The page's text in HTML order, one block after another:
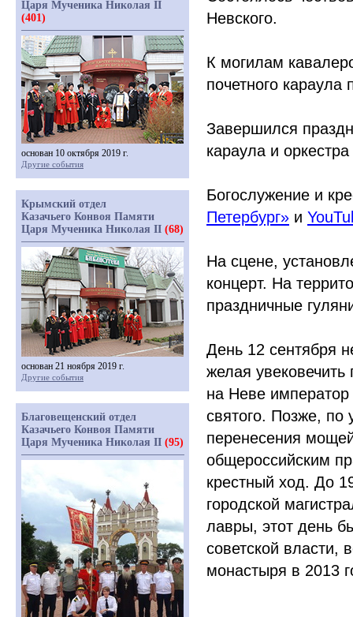
Невского.
К могилам
почетного
Завершился
караула и
Богослужение и
Петербург» и
На сцене,
концерт. На
праздничные
День 12 сентября
желая
на Неве
святого. Позже, по
перенесения
общероссийским
крестный ход. До
городской
лавры, этот день
советской власти,
монастыря в 2013
Царя Мученика Николая II
(401)
основан 10 октября 2019 г.
Другие события
Крымский отдел
Казачьего Конвоя Памяти
Царя Мученика Николая II (68)
основан 21 ноября 2019 г.
Другие события
Благовещенский отдел
Казачьего Конвоя Памяти
Царя Мученика Николая II (95)